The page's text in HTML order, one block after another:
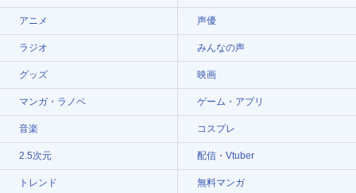
アニメ 声優
ラジオ みんなの声
グッズ 映画
マンガ・ラノベ ゲーム・アプリ
音楽 コスプレ
2.5次元 配信・Vtuber
トレンド 無料マンガ